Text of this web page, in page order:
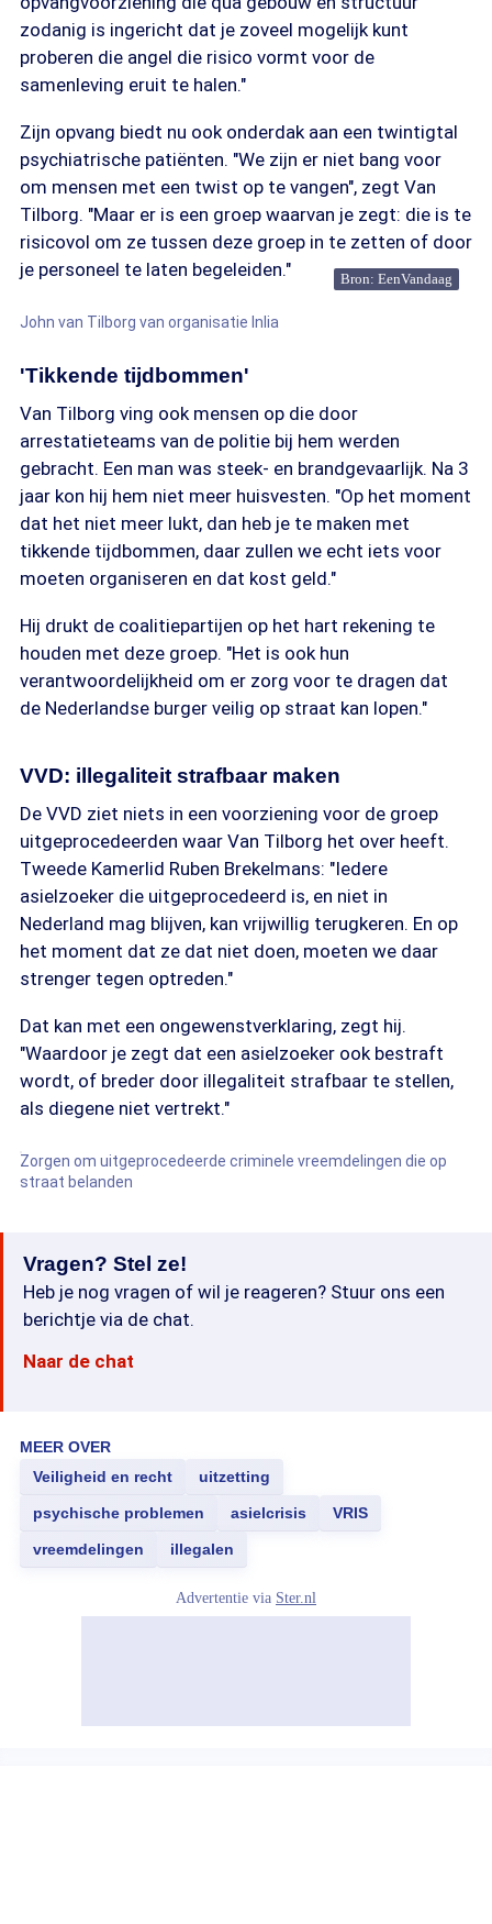
zodanig is ingericht dat je zoveel mogelijk kunt
proberen die angel die risico vormt voor de
samenleving eruit te halen."
Zijn opvang biedt nu ook onderdak aan een twintigtal
psychiatrische patiënten. "We zijn er niet bang voor
om mensen met een twist op te vangen", zegt Van
Tilborg. "Maar er is een groep waarvan je zegt: die is te
risicovol om ze tussen deze groep in te zetten of door
je personeel te laten begeleiden."
Bron: EenVandaag
John van Tilborg van organisatie Inlia
'Tikkende tijdbommen'
Van Tilborg ving ook mensen op die door
arrestatieteams van de politie bij hem werden
gebracht. Een man was steek- en brandgevaarlijk. Na 3
jaar kon hij hem niet meer huisvesten. "Op het moment
dat het niet meer lukt, dan heb je te maken met
tikkende tijdbommen, daar zullen we echt iets voor
moeten organiseren en dat kost geld."
Hij drukt de coalitiepartijen op het hart rekening te
houden met deze groep. "Het is ook hun
verantwoordelijkheid om er zorg voor te dragen dat
de Nederlandse burger veilig op straat kan lopen."
VVD: illegaliteit strafbaar maken
De VVD ziet niets in een voorziening voor de groep
uitgeprocedeerden waar Van Tilborg het over heeft.
Tweede Kamerlid Ruben Brekelmans: "Iedere
asielzoeker die uitgeprocedeerd is, en niet in
Nederland mag blijven, kan vrijwillig terugkeren. En op
het moment dat ze dat niet doen, moeten we daar
strenger tegen optreden."
Dat kan met een ongewenstverklaring, zegt hij.
"Waardoor je zegt dat een asielzoeker ook bestraft
wordt, of breder door illegaliteit strafbaar te stellen,
als diegene niet vertrekt."
Zorgen om uitgeprocedeerde criminele vreemdelingen die op
straat belanden
Vragen? Stel ze!
Heb je nog vragen of wil je reageren? Stuur ons een
berichtje via de chat.
Naar de chat
MEER OVER
Veiligheid en recht
uitzetting
psychische problemen asielcrisis VRIS
vreemdelingen illegalen
Advertentie via Ster.nl